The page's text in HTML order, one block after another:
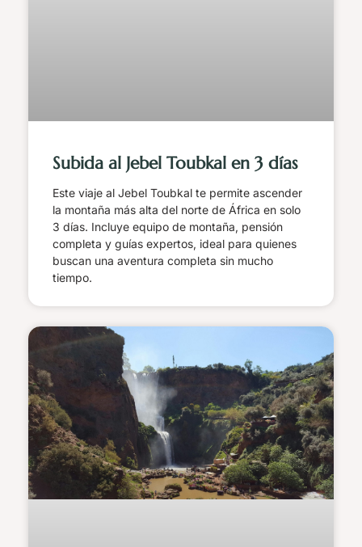
Subida al Jebel Toubkal en 3 días
Este viaje al Jebel Toubkal te permite ascender
la montaña más alta del norte de África en solo
3 días. Incluye equipo de montaña, pensión
completa y guías expertos, ideal para quienes
buscan una aventura completa sin mucho
tiempo.